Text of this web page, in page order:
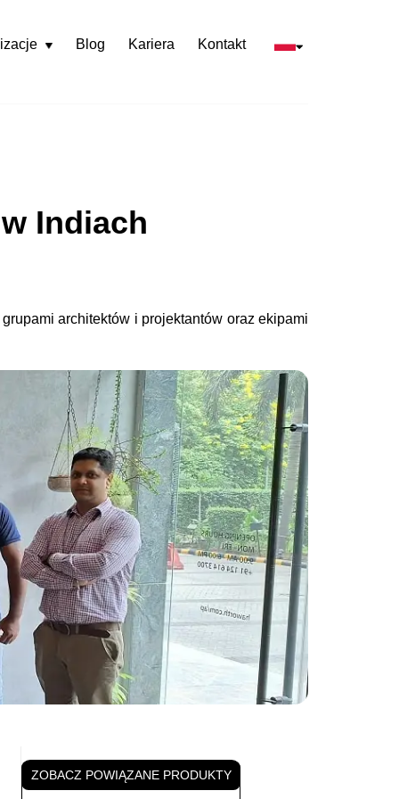
Rozwiń
Blog Kariera Kontakt
Indiach
architektów i projektantów oraz ekipami
ZOBACZ POWIĄZANE PRODUKTY